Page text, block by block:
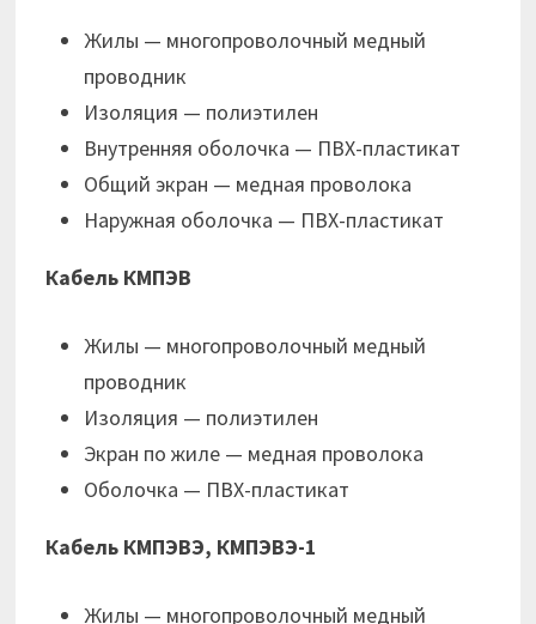
Жилы — многопроволочный медный
проводник
Изоляция — полиэтилен
Внутренняя оболочка — ПВХ-пластикат
Общий экран — медная проволока
Наружная оболочка — ПВХ-пластикат
Кабель КМПЭВ
Жилы — многопроволочный медный
проводник
Изоляция — полиэтилен
Экран по жиле — медная проволока
Оболочка — ПВХ-пластикат
Кабель КМПЭВЭ, КМПЭВЭ-1
Жилы — многопроволочный медный